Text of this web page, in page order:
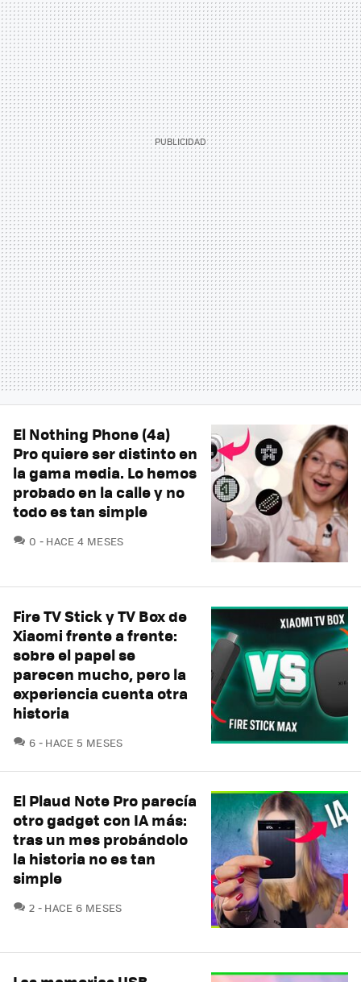
El Nothing Phone (4a)
Pro quiere ser distinto en
la gama media. Lo hemos
probado en la calle y no
todo es tan simple
0 COMENTARIOS
HACE 4 MESES
Fire TV Stick y TV Box de
Xiaomi frente a frente:
sobre el papel se
parecen mucho, pero la
experiencia cuenta otra
historia
6 COMENTARIOS
HACE 5 MESES
El Plaud Note Pro parecía
otro gadget con IA más:
tras un mes probándolo
la historia no es tan
simple
2 COMENTARIOS
HACE 6 MESES